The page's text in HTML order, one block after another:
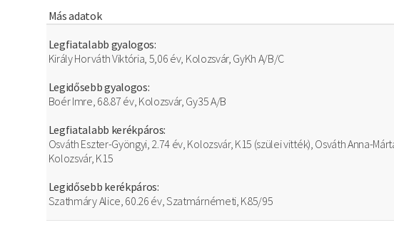
Más adatok
Legfiatalabb gyalogos:
Király Horváth Viktória, 5,06 év, Kolozsvár, GyKh A/B/C
Legidősebb gyalogos:
Boér Imre, 68.87 év, Kolozsvár, Gy35 A/B
Legfiatalabb kerékpáros:
Osváth Eszter-Gyöngyi, 2.74 év, Kolozsvár, K15 (szülei vitték), Osváth Anna-
Kolozsvár, K15
Legidősebb kerékpáros:
Szathmáry Alice, 60.26 év, Szatmárnémeti, K85/95